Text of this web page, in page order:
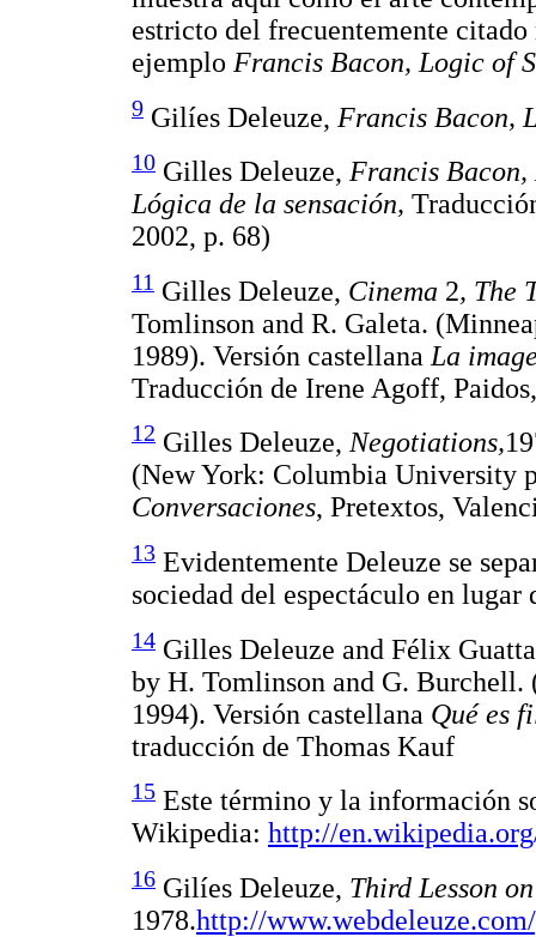
estricto del frecuentemente
ejemplo Francis Bacon, Logic of
9 Gilíes Deleuze, Francis Bacon,
10 Gilles Deleuze, Francis Bacon,
Lógica de la sensación,
2002, p. 68)
11 Gilles Deleuze, Cinema 2, The
Tomlinson and R. Galeta.
1989). Versión castellana La
Traducción de Irene Agoff,
12 Gilles Deleuze, Negotiations,
(New York: Columbia University
Conversaciones, Pretextos,
13 Evidentemente Deleuze se
sociedad del espectáculo en
14 Gilles Deleuze and Félix
by H. Tomlinson and G.
1994). Versión castellana Qué es
traducción de Thomas Kauf
15 Este término y la información
Wikipedia: http://
16 Gilíes Deleuze, Third Lesson
1978.http://